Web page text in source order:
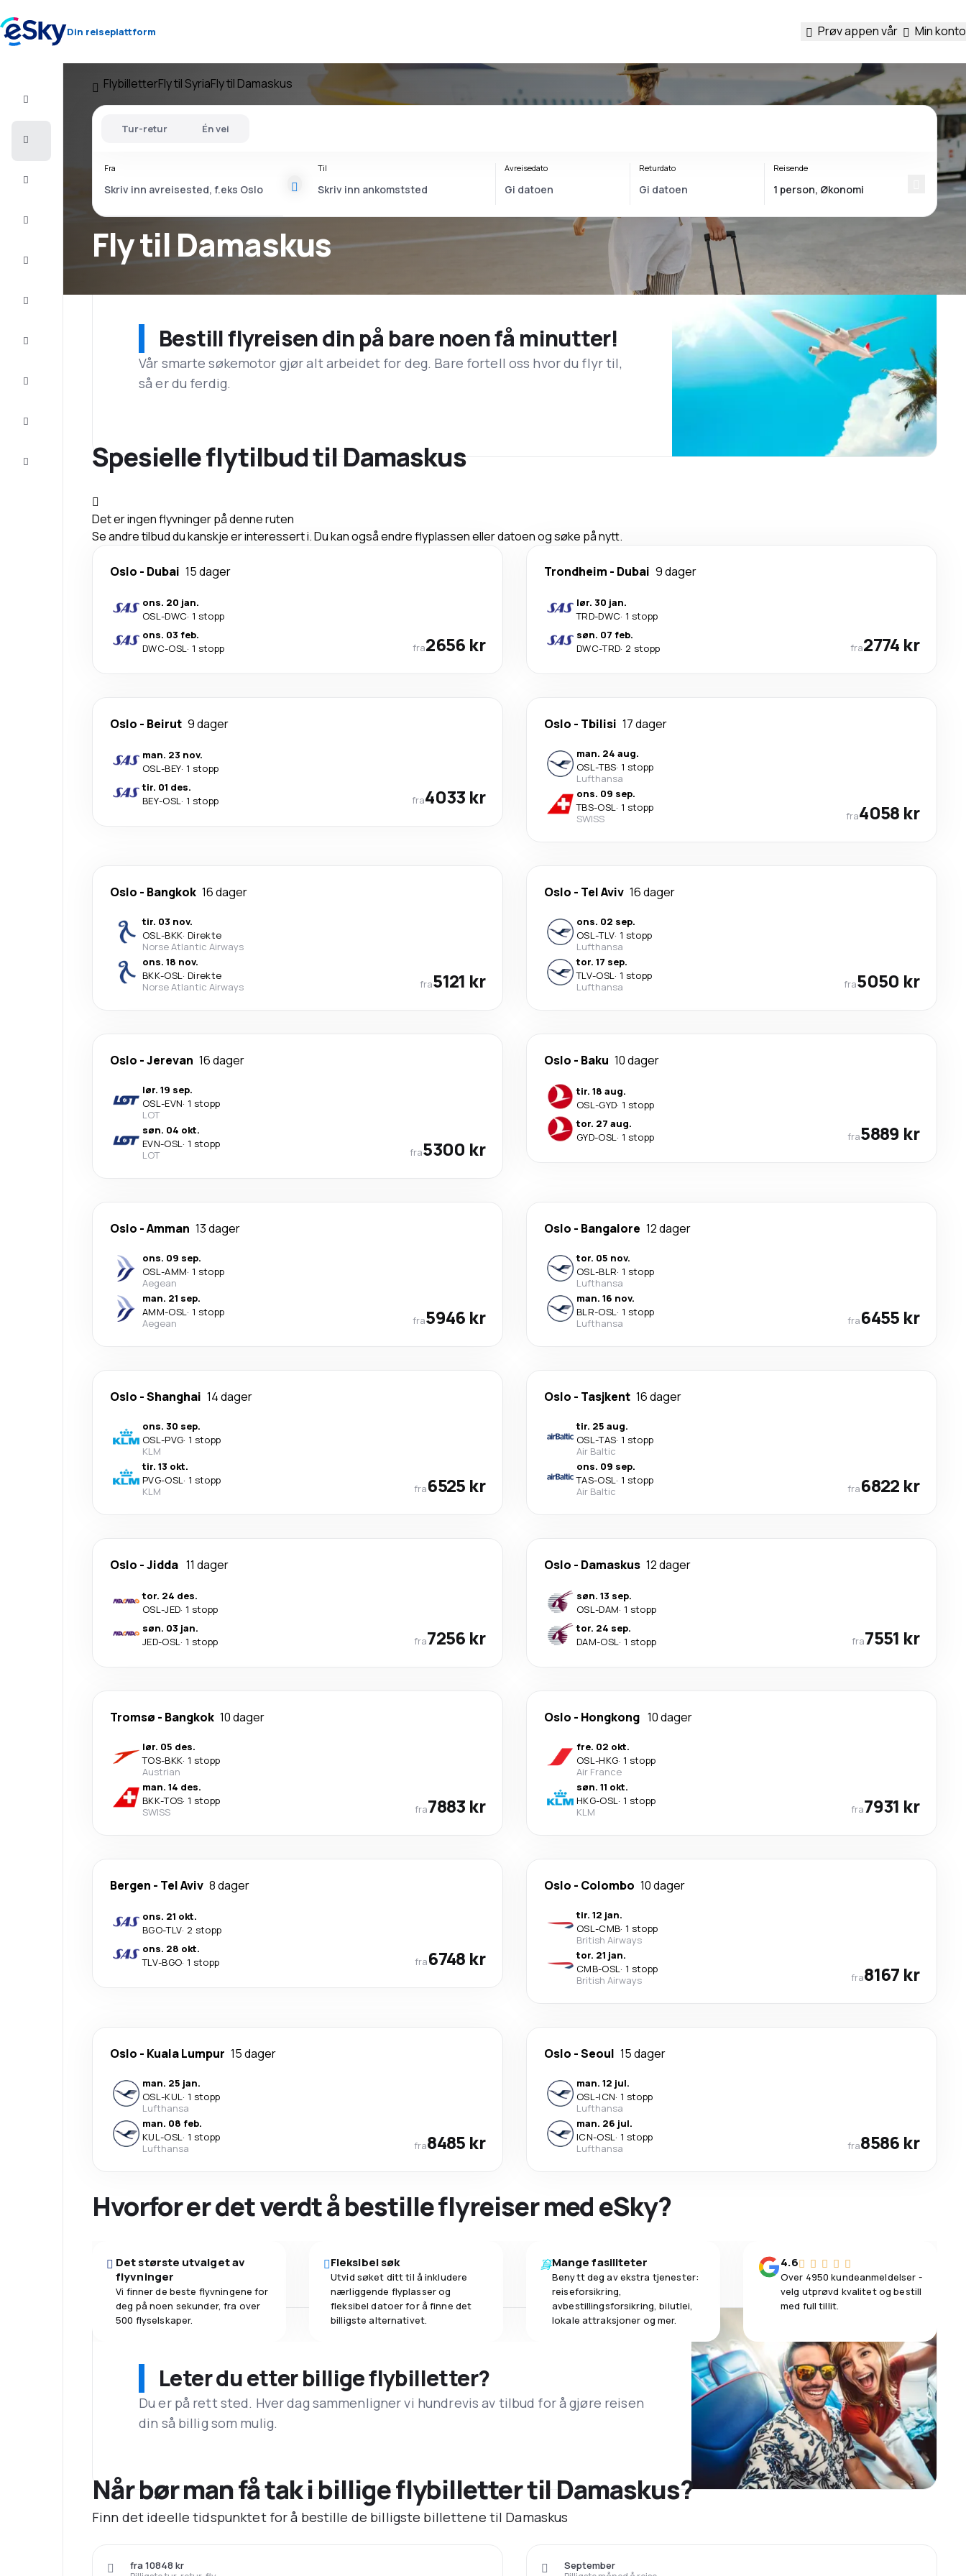
Din reiseplattform Prøv appen vår Min konto
FlybilletterFly til SyriaFly til Damaskus
Fly til Damaskus
Tur-retur Én vei
Fra Til Avreisedato Returdato Reisende
Bestill flyreisen din på bare noen få minutter!
Vår smarte søkemotor gjør alt arbeidet for deg. Bare fortell oss hvor du flyr til,
så er du ferdig.
Spesielle flytilbud til Damaskus
Det er ingen flyvninger på denne ruten
Se andre tilbud du kanskje er interessert i. Du kan også endre flyplassen eller datoen og søke på nytt.
Oslo - Dubai 15 dager
ons. 20 jan.
OSL-DWC· 1 stopp
ons. 03 feb.
DWC-OSL· 1 stopp fra2656 kr
Trondheim - Dubai 9 dager
lør. 30 jan.
TRD-DWC· 1 stopp
søn. 07 feb.
DWC-TRD· 2 stopp fra2774 kr
Oslo - Beirut 9 dager
man. 23 nov.
OSL-BEY· 1 stopp
tir. 01 des.
BEY-OSL· 1 stopp fra4033 kr
Oslo - Tbilisi 17 dager
man. 24 aug.
OSL -TBS· 1 stopp
Lufthansa
ons. 09 sep.
TBS-OSL · 1 stopp
SWISS
fra4058 kr
Oslo - Bangkok 16 dager
tir. 03 nov.
OSL -BKK· Direkte
Norse Atlantic Airways
ons. 18 nov.
BKK-OSL · Direkte
Norse Atlantic Airways
fra5121 kr
Oslo - Tel Aviv 16 dager
ons. 02 sep.
OSL -TLV· 1 stopp
Lufthansa
tor. 17 sep.
TLV-OSL · 1 stopp
Lufthansa
fra5050 kr
Oslo -Jerevan 16 dager
lør. 19 sep.
OSL -EVN· 1 stopp
LOT
søn. 04 okt.
EVN-OSL · 1 stopp
LOT
fra5300 kr
Oslo - Baku 10 dager
tir. 18 aug.
OSL-GYD· 1 stopp
tor. 27 aug.
GYD-OSL· 1 stopp fra5889 kr
Oslo -Amman 13 dager
ons. 09 sep.
OSL -AMM· 1 stopp
Aegean
man. 21 sep.
AMM-OSL · 1 stopp
Aegean
fra5946 kr
Oslo - Bangalore 12 dager
tor. 05 nov.
OSL -BLR· 1 stopp
Lufthansa
man. 16 nov.
BLR-OSL · 1 stopp
Lufthansa
fra6455 kr
Oslo -Shanghai 14 dager
ons. 30 sep.
OSL -PVG· 1 stopp
KLM
tir. 13 okt.
PVG-OSL · 1 stopp
KLM
fra6525 kr
Oslo - Tasjkent 16 dager
tir. 25 aug.
OSL -TAS· 1 stopp
Air Baltic
ons. 09 sep.
TAS-OSL · 1 stopp
Air Baltic
fra6822 kr
Oslo -Jidda 11 dager
tor. 24 des.
OSL-JED· 1 stopp
søn. 03 jan.
JED-OSL· 1 stopp fra7256 kr
Oslo - Damaskus 12 dager
søn. 13 sep.
OSL-DAM· 1 stopp
tor. 24 sep.
DAM-OSL· 1 stopp fra7551 kr
Tromsø - Bangkok 10 dager
lør. 05 des.
TOS-BKK· 1 stopp
Austrian
man. 14 des.
BKK-TOS· 1 stopp
SWISS
fra7883 kr
Oslo - Hongkong 10 dager
fre. 02 okt.
OSL -HKG· 1 stopp
Air France
søn. 11 okt.
HKG-OSL · 1 stopp
KLM
fra7931 kr
Bergen - Tel Aviv 8 dager
ons. 21 okt.
BGO-TLV· 2 stopp
ons. 28 okt.
TLV-BGO· 1 stopp fra6748 kr
Oslo - Colombo 10 dager
tir. 12 jan.
OSL -CMB· 1 stopp
British Airways
tor. 21 jan.
CMB-OSL · 1 stopp
British Airways
fra8167 kr
Oslo - Kuala Lumpur 15 dager
man. 25 jan.
OSL -KUL · 1 stopp
Lufthansa
man. 08 feb.
KUL -OSL · 1 stopp
Lufthansa
fra8485 kr
Oslo -Seoul 15 dager
man. 12 jul.
OSL -ICN· 1 stopp
Lufthansa
man. 26 jul.
ICN-OSL · 1 stopp
Lufthansa
fra8586 kr
Hvorfor er det verdt å bestille flyreiser med eSky?
Det største utvalget av
flyvninger
Vi finner de beste flyvningene for
deg på noen sekunder, fra over
500 flyselskaper.
Fleksibel søk
Utvid søket ditt til å inkludere
nærliggende flyplasser og
fleksibel datoer for å finne det
billigste alternativet.
Mange fasiliteter
Benytt deg av ekstra tjenester:
reiseforsikring,
avbestillingsforsikring, bilutlei,
lokale attraksjoner og mer.
4.6
Over 4950 kundeanmeldelser -
velg utprøvd kvalitet og bestill
med full tillit.
Leter du etter billige flybilletter?
Du er på rett sted. Hver dag sammenligner vi hundrevis av tilbud for å gjøre reisen
din så billig som mulig.
Når bør man få tak i billige flybilletter til Damaskus?
Finn det ideelle tidspunktet for å bestille de billigste billettene til Damaskus
fra 10848 kr September